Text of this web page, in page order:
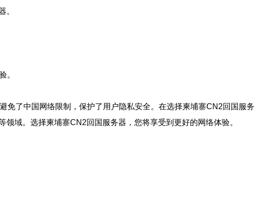
。
。
了中国网络限制，保护了用户隐私安全。在选择柬埔寨CN2回国服务
域。选择柬埔寨CN2回国服务器，您将享受到更好的网络体验。